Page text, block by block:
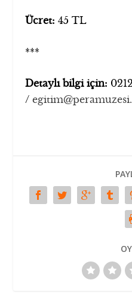
Ücret: 45 TL
***
Detaylıbilgi için:
/